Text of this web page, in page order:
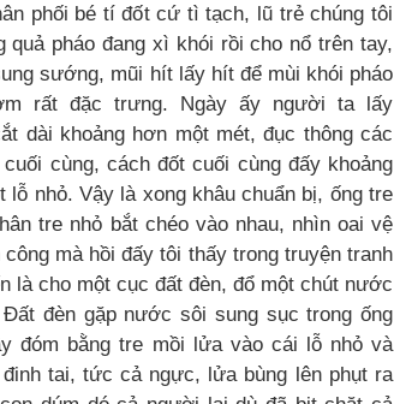
phối bé tí đốt cứ tì tạch, lũ trẻ chúng tôi
quả pháo đang xì khói rồi cho nổ trên tay,
sướng, mũi hít lấy hít để mùi khói pháo
rất đặc trưng. Ngày ấy người ta lấy
dài khoảng hơn một mét, đục thông các
cùng, cách đốt cuối cùng đấy khoảng
lỗ nhỏ. Vậy là xong khâu chuẩn bị, ống tre
tre nhỏ bắt chéo vào nhau, nhìn oai vệ
mà hồi đấy tôi thấy trong truyện tranh
là cho một cục đất đèn, đổ một chút nước
đèn gặp nước sôi sung sục trong ống
đóm bằng tre mồi lửa vào cái lỗ nhỏ và
tai, tức cả ngực, lửa bùng lên phụt ra